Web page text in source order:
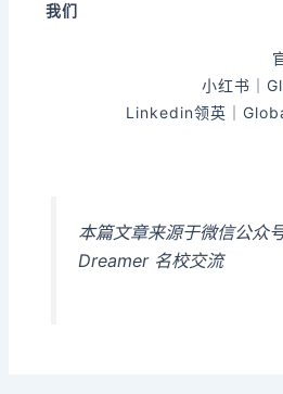
我们
小红书｜
Linkedin领英｜
本篇文章来源于微信公众
Dreamer 名校交流